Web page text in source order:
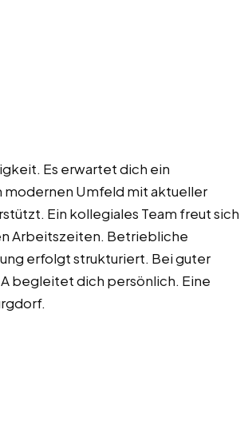
Es erwartet dich ein
Umfeld mit aktueller
Ein kollegiales Team freut sich
Arbeitszeiten. Betriebliche
erfolgt strukturiert. Bei guter
begleitet dich persönlich. Eine